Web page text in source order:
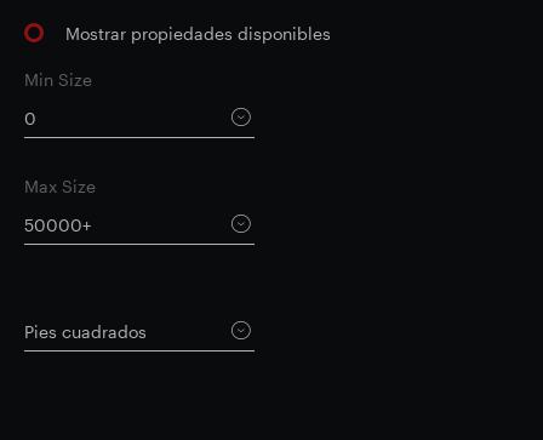
Actualización comercial Parque inteligente
Mostrar propiedades disponibles
Min Size
0
Max Size
50000+
Pies cuadrados